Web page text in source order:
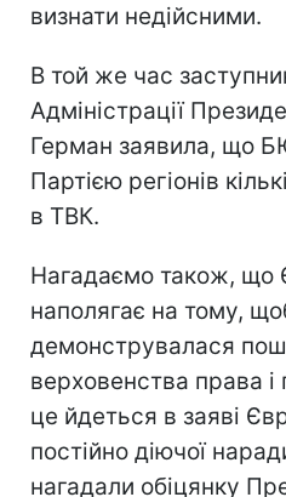
визнати недійсними.
В той же час
Адміністрації
Герман заявила, що
Партією регіонів
в ТВК.
Нагадаємо також, що
наполягає на тому,
демонструвалася
верховенства права
це йдеться в заяві
постійно діючої
нагадали обіцянку